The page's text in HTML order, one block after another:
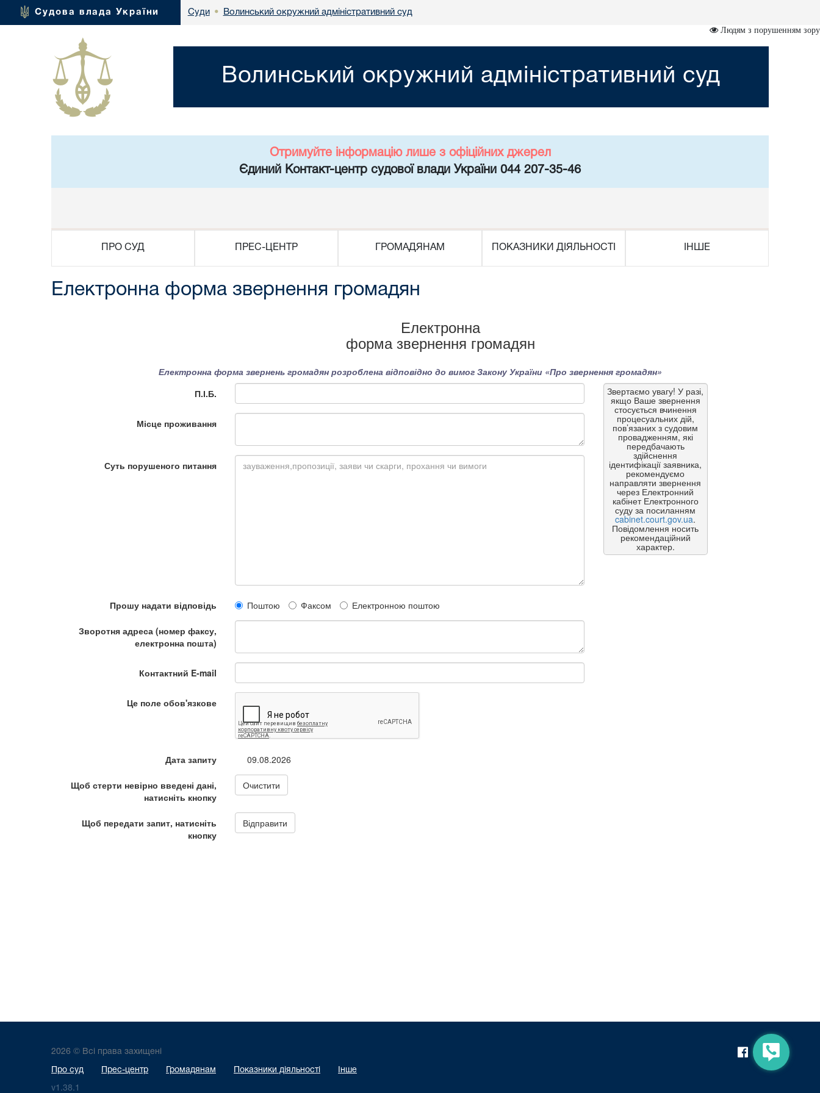
Судова влада України Суди • Волинський окружний адміністративний суд
Людям з порушенням зору
Волинський окружний адміністративний суд
Отримуйте інформацію лише з офіційних джерел
Єдиний Контакт-центр судової влади України 044 207-35-46
ПРО СУД ПРЕС-ЦЕНТР ГРОМАДЯНАМ ПОКАЗНИКИ ДІЯЛЬНОСТІ ІНШЕ
Електронна форма звернення громадян
2026 © Всі права захищені
Про суд Прес-центр Громадянам Показники діяльності Інше
v1.38.1